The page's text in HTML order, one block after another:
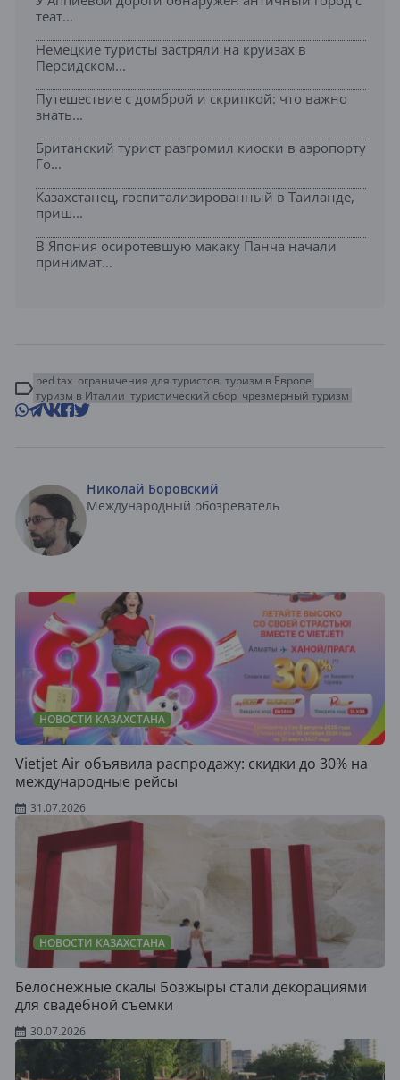
теат...
Немецкие туристы застряли на круизах в
Персидском...
Путешествие с домброй и скрипкой: что важно
знать...
Британский турист разгромил киоски в аэропорту
Го...
Казахстанец, госпитализированный в Таиланде,
приш...
В Япония осиротевшую макаку Панча начали
принимат...
bed tax ограничения для туристов туризм в Европе
туризм в Италии туристический сбор чрезмерный туризм
Николай Боровский
Международный обозреватель
НОВОСТИ КАЗАХСТАНА
Vietjet Air объявила распродажу: скидки до 30% на
международные рейсы
31.07.2026
НОВОСТИ КАЗАХСТАНА
Белоснежные скалы Бозжыры стали декорациями
для свадебной съемки
30.07.2026